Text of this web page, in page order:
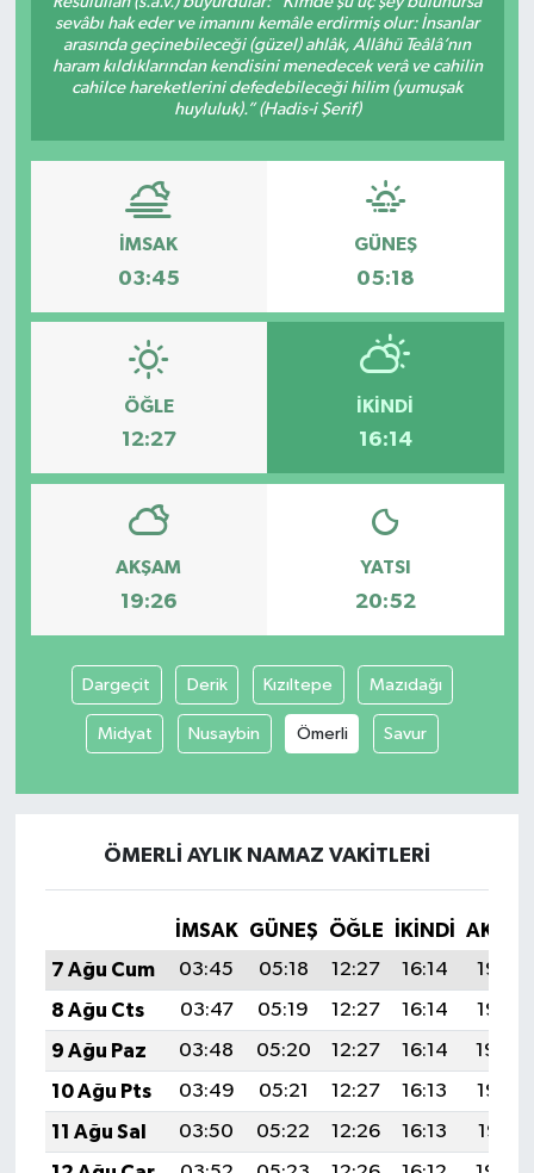
sevâbı hak eder ve imanını kemâle erdirmiş olur: İnsanlar
arasında geçinebileceği (güzel) ahlâk, Allâhü Teâlâ’nın
haram kıldıklarından kendisini menedecek verâ ve cahilin
cahilce hareketlerini defedebileceği hilim (yumuşak
huyluluk).” (Hadis-i Şerif)
İMSAK
03:45
GÜNEŞ
05:18
ÖĞLE
12:27
İKINDI
16:14
AKŞAM
19:26
YATSI
20:52
Dargeçit Derik Kızıltepe Mazıdağı
Midyat Nusaybin Ömerli Savur
ÖMERLI AYLIK NAMAZ VAKITLERI
İMSAK GÜNEŞ ÖĞLE İKINDI
7 Ağu Cum
03:45 05:18 12:27 16:14
19:26
8 Ağu Cts
03:47 05:19 12:27 16:14
19:25
9 Ağu Paz
03:48 05:20 12:27 16:14
19:24
10 Ağu Pts
03:49 05:21 12:27 16:13
19:22
11 Ağu Sal
03:50 05:22 12:26 16:13
19:21
DÜNYA
Edremit
EĞİTİM
EKONOMİ
Gömeç
Havran
İvrindi
Kepsut
MANŞET
Manyas
OLAY
OTOMOTİV
Resmi İlanlar